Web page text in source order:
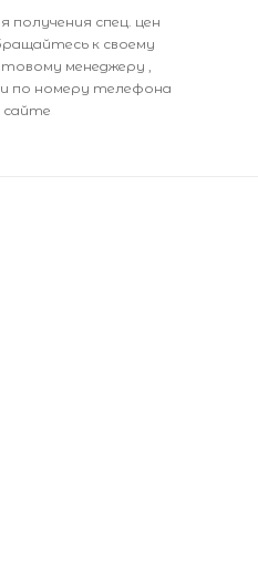
получения спец. цен
к своему
менеджеру ,
по номеру телефона
сайте